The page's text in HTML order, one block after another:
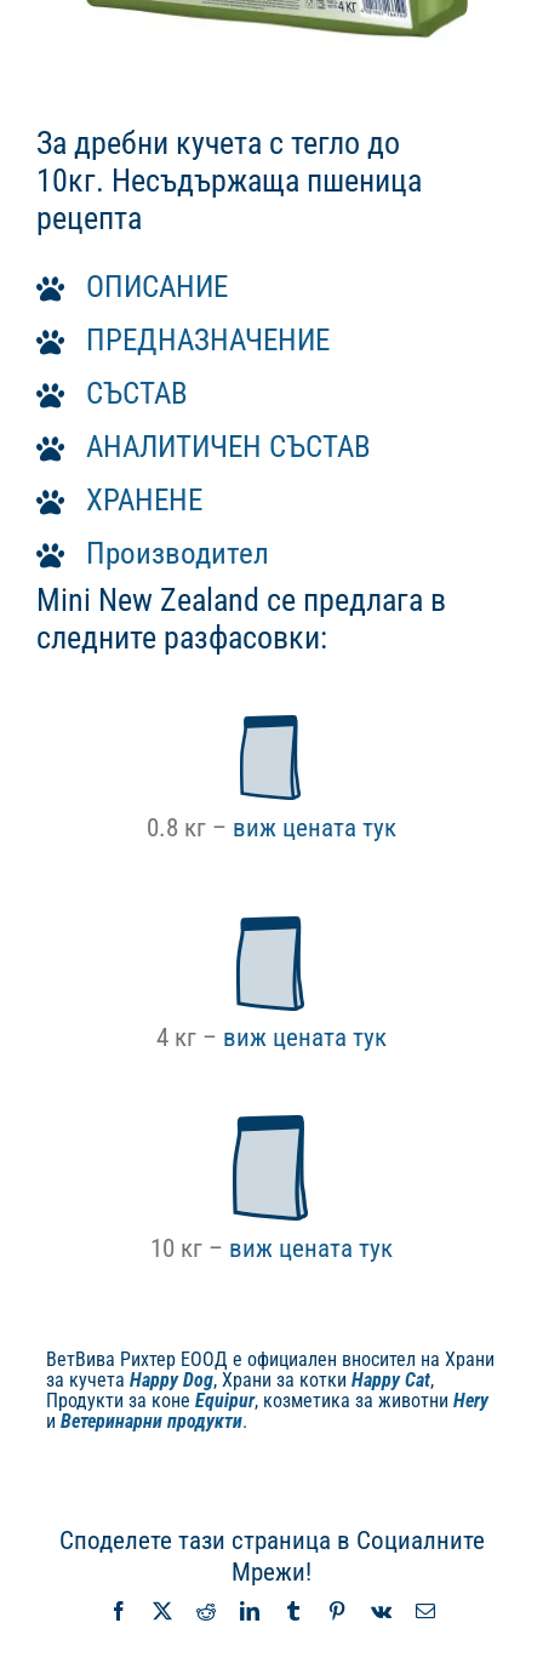
За дребни кучета с тегло до
10кг. Несъдържаща пшеница
рецепта
ОПИСАНИЕ
ПРЕДНАЗНАЧЕНИЕ
СЪСТАВ
АНАЛИТИЧЕН СЪСТАВ
ХРАНЕНЕ
Производител
Mini New Zealand се предлага в
следните разфасовки:
0.8 кг – виж цената тук
4 кг – виж цената тук
10 кг – виж цената тук
ВетВива Рихтер ЕООД е официален вносител на Храни
за кучета Happy Dog, Храни за котки Happy Cat,
Продукти за коне Equipur, козметика за животни Hery
и Ветеринарни продукти.
Споделете тази страница в Социалните
Мрежи!
Facebook
X RedditLinkedInTumblrPinterest
Vk Имейл